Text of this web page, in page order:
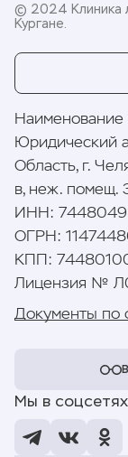
© 2024 Клиника
Кургане.
Наименование
Юридический
Область, г.
в, неж. помещ.
ИНН:
ОГРН:
КПП :
Лицензия №
Документы по
Мы в соцсетях